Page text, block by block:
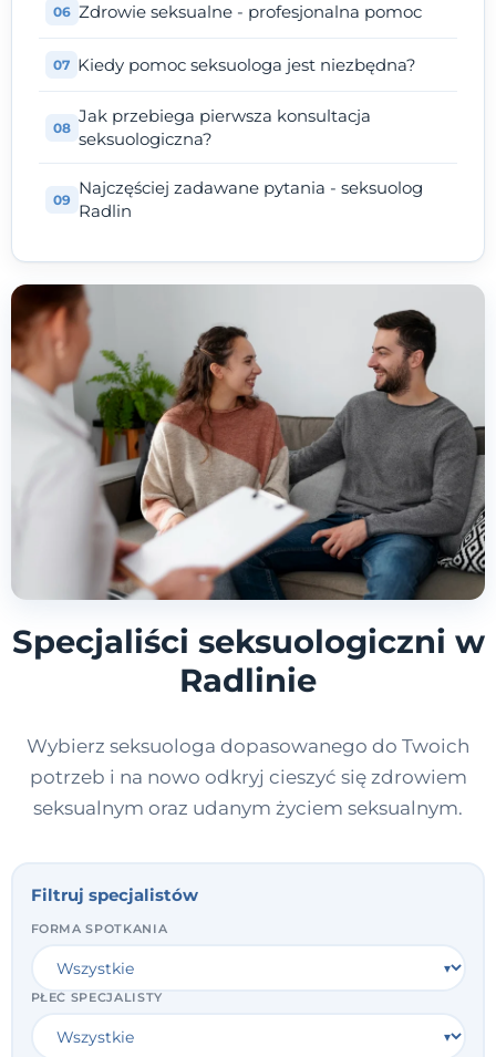
Zdrowie seksualne - profesjonalna pomoc
Kiedy pomoc seksuologa jest niezbędna?
Jak przebiega pierwsza konsultacja
seksuologiczna?
Najczęściej zadawane pytania - seksuolog
Radlin
Specjaliści seksuologiczni w
Radlinie
Wybierz seksuologa dopasowanego do Twoich
potrzeb i na nowo odkryj cieszyć się zdrowiem
seksualnym oraz udanym życiem seksualnym.
Filtruj specjalistów
FORMA SPOTKANIA
PŁEĆ SPECJALISTY